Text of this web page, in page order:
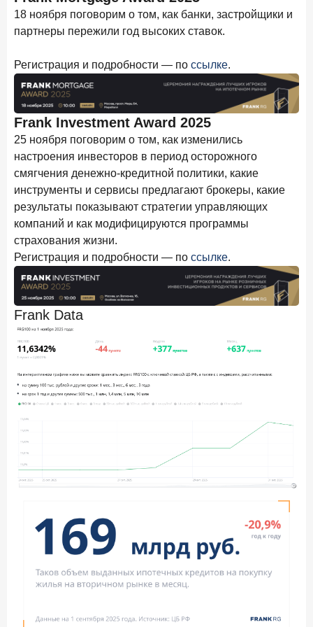
в феврале 2026 года
18 марта 2026 года
решения ЦБ
16 марта 2026 года
Frank RG объявила победителей кейс-чемпионата
2026 года
Банки ускорили работу с претензиями
Рассылка Frank RG
Итоги недели, наша трактовка основных событий
на банковском рынке
Я согласен с условиями обработки данных
10 марта 2026 года
Куда уходят деньги? Frank RG исследует рынок
вкладов
6 марта 2026 года
По итогам февраля 2026 года объем выдач кредитов
составил 748,4 млрд руб.
ИССЛЕДОВАНИЕ
Ипотека. Итоги работы крупнейших ипотечных банков
в январе 2026 года
18 февраля 2026 года ИССЛЕДОВАНИЕ
Не по цене, а по ценности: как россияне выбирали
подписки в 2025 году?
17 февраля 2026 года ИССЛЕДОВАНИЕ
18 ноября поговорим о том, как банки, застройщики и
партнеры пережили год высоких ставок.
Регистрация и подробности — по ссылке.
Frank Investment Award 2025
25 ноября поговорим о том, как изменились
настроения инвесторов в период осторожного
смягчения денежно-кредитной политики, какие
инструменты и сервисы предлагают брокеры, какие
результаты показывают стратегии управляющих
компаний и как модифицируются программы
страхования жизни.
Регистрация и подробности — по ссылке.
Frank Data